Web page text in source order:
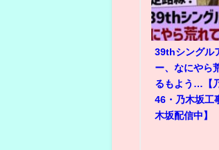
39thシングル
ー、なにやら
るもよう…【
46・乃木坂工
木坂配信中】